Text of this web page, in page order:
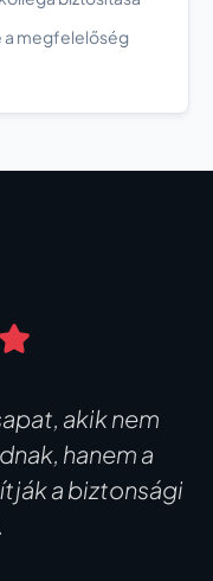
a megfelelőség
akik nem
hanem a
a biztonsági